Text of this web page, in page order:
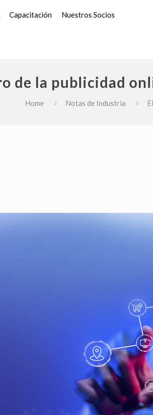
Capacitación Nuestros Socios
de la publicidad
Home Notas de Industria